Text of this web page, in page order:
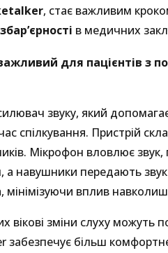
, стає важливим
в медичних
для пацієнтів з
звуку, який
спілкування. Пристрій
Мікрофон вловлює звук,
а навушники передають звук
мінімізуючи вплив
вікові зміни слуху можуть
більш